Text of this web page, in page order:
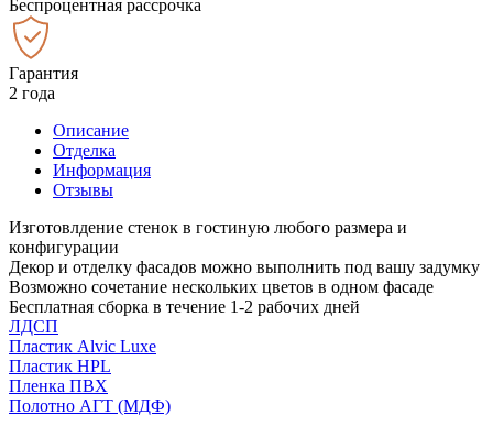
Беспроцентная рассрочка
Гарантия
2 года
Описание
Отделка
Информация
Отзывы
Изготовлдение стенок в гостиную любого размера и
конфигурации
Декор и отделку фасадов можно выполнить под вашу задумку
Возможно сочетание нескольких цветов в одном фасаде
Бесплатная сборка в течение 1-2 рабочих дней
ЛДСП
Пластик Alvic Luxe
Пластик HPL
Пленка ПВХ
Полотно АГТ (МДФ)